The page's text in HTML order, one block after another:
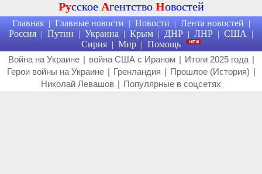
Русское Агентство Новостей
Главная | Главные новости | Новости | Лента новостей |
Россия | Путин | Украина | Крым | ДНР | ЛНР | США |
Сирия | Мир | Помощь
Война на Украине | война США с Ираном | Итоги 2025 года |
Герои войны на Украине | Гренландия | Прошлое (История) |
Николай Левашов | Популярные в соцсетях